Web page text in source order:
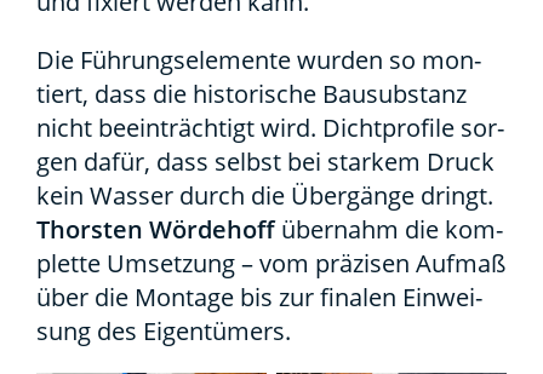
Die Füh­rungs­ele­men­te wur­den so mon­
tiert, dass die his­to­ri­sche Bau­sub­stanz
nicht beein­träch­tigt wird. Dicht­pro­fi­le sor­
gen dafür, dass selbst bei star­kem Druck
kein Was­ser durch die Über­gän­ge dringt.
Thors­ten Wör­de­hoffüber­nahm die kom­
plet­te Umset­zung – vom prä­zi­sen Auf­maß
über die Mon­ta­ge bis zur fina­len Ein­wei­
sung des Eigen­tü­mers.